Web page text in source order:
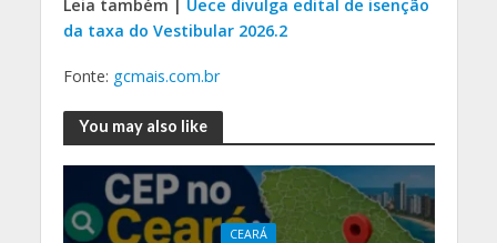
Leia também | Uece divulga edital de isenção
da taxa do Vestibular 2026.2
Fonte: gcmais.com.br
You may also like
CEARÁ